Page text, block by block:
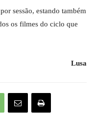
sessão, estando também
os filmes do ciclo que
Lusa